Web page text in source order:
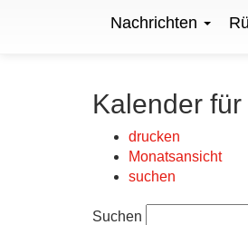
Nachrichten
Kalender
drucken
Monatsansicht
suchen
Suchen